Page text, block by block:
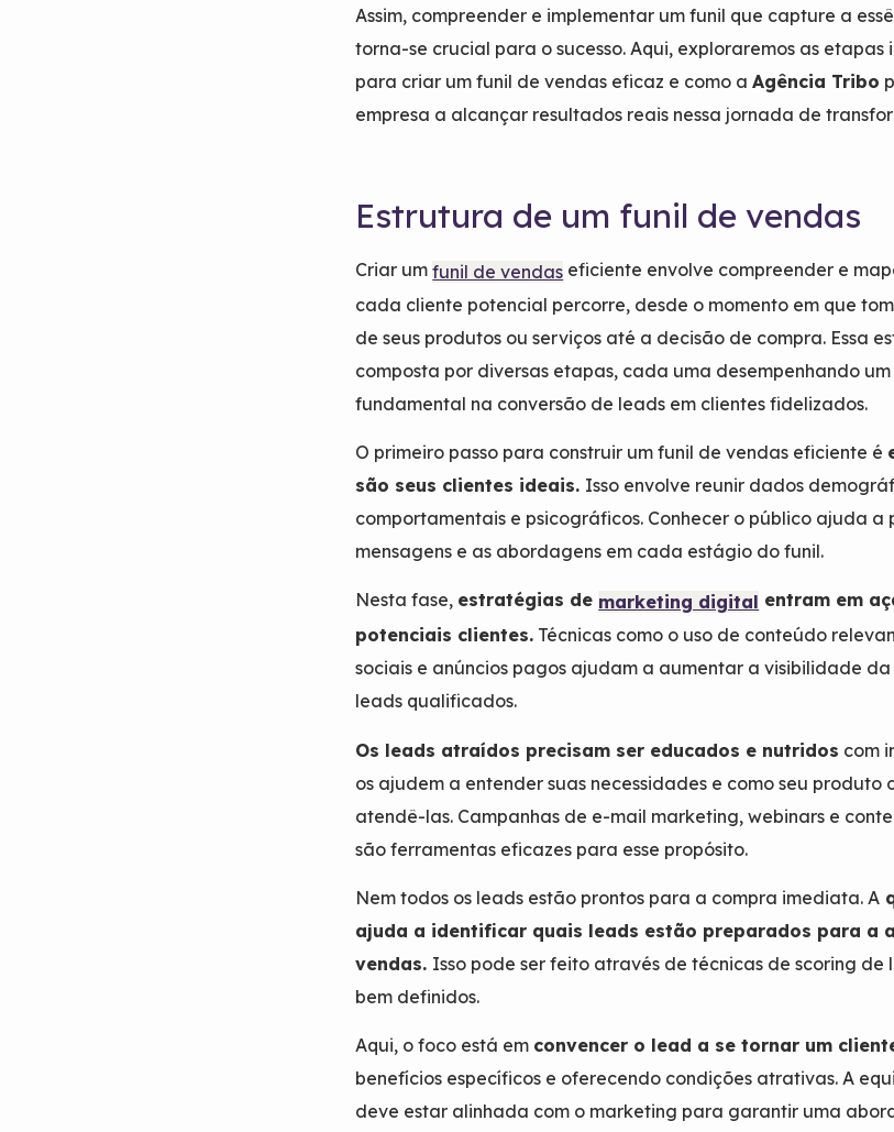
Assim, compreender e implementar um funil que capture a
torna-se crucial para o sucesso. Aqui, exploraremos as etapas
para criar um funil de vendas eficaz e como aAgência Tribo
empresa a alcançar resultados reais nessa jornada de
Estrutura de um funil de vendas
Criar umfunil de vendas eficiente envolve compreender e
cada cliente potencial percorre, desde o momento em que
de seus produtos ou serviços até a decisão de compra. Essa
composta por diversas etapas, cada uma desempenhando
fundamental na conversão de leads em clientes fidelizados.
O primeiro passo para construir um funil de vendas eficiente é
são seus clientes ideais. Isso envolve reunir dados
comportamentais e psicográficos. Conhecer o público ajuda a
mensagens e as abordagens em cada estágio do funil.
Nesta fase, estratégias de marketing digital entram em
potenciais clientes. Técnicas como o uso de conteúdo
sociais e anúncios pagos ajudam a aumentar a visibilidade
leads qualificados.
Os leads atraídos precisam ser educados e nutridos com
os ajudem a entender suas necessidades e como seu produto
atendê-las. Campanhas de e-mail marketing, webinars e
são ferramentas eficazes para esse propósito.
Nem todos os leads estão prontos para a compra imediata. A
ajuda a identificar quais leads estão preparados para a
vendas. Isso pode ser feito através de técnicas de scoring de
bem definidos.
Aqui, o foco está em convencer o lead a se tornar um
benefícios específicos e oferecendo condições atrativas. A
deve estar alinhada com o marketing para garantir uma